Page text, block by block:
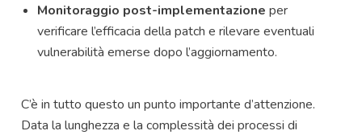
Monitoraggio post-implementazione per
verificare l’efficacia della patch e rilevare eventuali
vulnerabilità emerse dopo l’aggiornamento.
C’è in tutto questo un punto importante d’attenzione.
Data la lunghezza e la complessità dei processi di